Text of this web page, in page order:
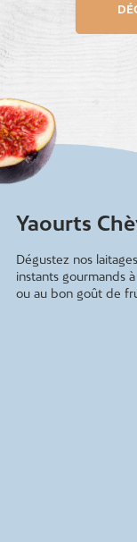
Yaourts
Dégustez nos
instants gourmands
ou au bon goût de